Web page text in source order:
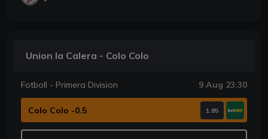
Union la Calera - Colo Colo
Fotboll - Primera Division 9 Aug 23:30
Colo Colo -0.5 1.85